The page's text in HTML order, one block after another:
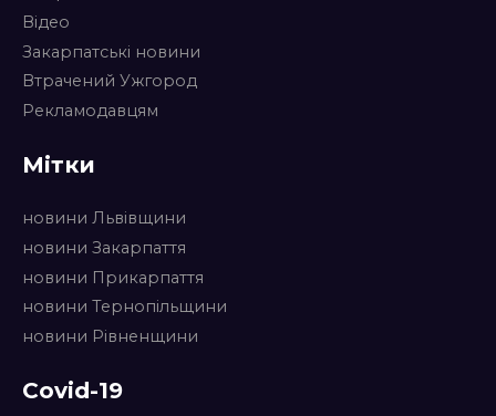
Відео
Закарпатські новини
Втрачений Ужгород
Рекламодавцям
Мітки
новини Львівщини
новини Закарпаття
новини Прикарпаття
новини Тернопільщини
новини Рівненщини
Covid-19